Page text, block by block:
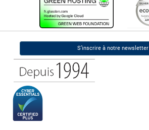
S’inscrire à notre newsletter